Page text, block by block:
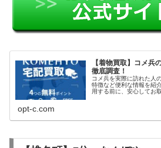
【着物買取】コメ兵
徹底調査！
コメ兵を実際に訪れた人
特徴など便利な情報を紹
用する前に、安心してお
opt-c.com